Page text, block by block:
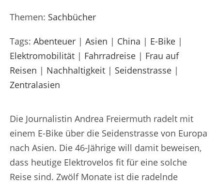
Themen: Sachbücher
Tags: Abenteuer | Asien | China | E-Bike |
Elektromobilität | Fahrradreise | Frau auf
Reisen | Nachhaltigkeit | Seidenstrasse |
Zentralasien
Die Journalistin Andrea Freiermuth radelt mit
einem E-Bike über die Seidenstrasse von Europa
nach Asien. Die 46-Jährige will damit beweisen,
dass heutige Elektrovelos fit für eine solche
Reise sind. Zwölf Monate ist die radelnde